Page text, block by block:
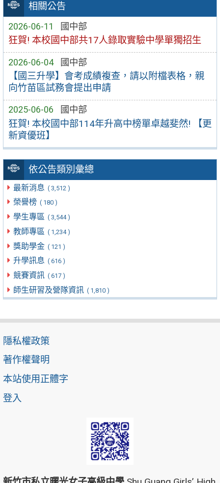
相關公告
2026-06-11 國中部
狂賀! 本校國中部共17人錄取實驗中學單獨招生
2026-06-04 國中部
【國三升學】會考成績複查，請以附檔表格，親
向竹苗區試務會提出申請
2025-06-06 國中部
狂賀! 本校國中部114年升高中榜單卓越斐然! 【更
新資優班】
依公告類別彙總
最新消息 ( 3,512 )
榮譽榜 ( 180 )
學生專區 ( 3,544 )
教師專區 ( 1,234 )
獎助學金 ( 121 )
升學訊息 ( 616 )
競賽資訊 ( 617 )
師生研習及營隊資訊 ( 1,810 )
隱私權政策
著作權聲明
本站使用正體字
登入